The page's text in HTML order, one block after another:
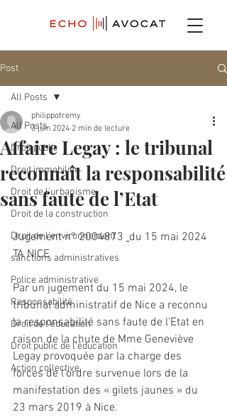
Post
All Posts
Droit public
Droit immobilier
Droit de l'urbanisme
Droit de la construction
Droit de l'environnement
sanctions administratives
Police administrative
Responsabilité
Droit de l'éducation
Droit public de l'éducation
Action collective
All Posts
Affaire Legay : le tribunal
reconnaît la responsabilité
sans faute de l’Etat
philippotremy
3 juin 2024 2 min de lecture
Jugement n° 2004873 du 15 mai 2024
TA NICE
Par un jugement du 15 mai 2024, le
tribunal administratif de Nice a reconnu
la responsabilité sans faute de l’Etat en
raison de la chute de Mme Geneviève
Legay provoquée par la charge des
forces de l’ordre survenue lors de la
manifestation des « gilets jaunes » du
23 mars 2019 à Nice.